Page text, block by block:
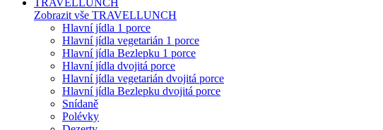
TRAVELLUNCH
Zobrazit vše TRAVELLUNCH
Hlavní jídla 1 porce
Hlavní jídla vegetarián 1 porce
Hlavní jídla Bezlepku 1 porce
Hlavní jídla dvojitá porce
Hlavní jídla vegetarián dvojitá porce
Hlavní jídla Bezlepku dvojitá porce
Snídaně
Polévky